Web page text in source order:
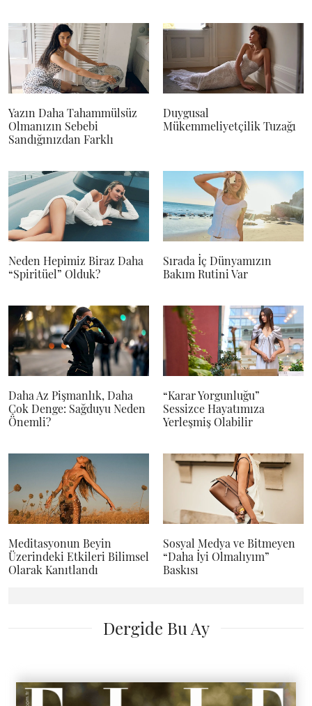
Yazın Daha Tahammülsüz
Olmanızın Sebebi
Sandığınızdan Farklı
Duygusal
Mükemmeliyetçilik Tuzağı
Neden Hepimiz Biraz Daha
“Spiritüel” Olduk?
Sırada İç Dünyamızın
Bakım Rutini Var
Daha Az Pişmanlık, Daha
Çok Denge: Sağduyu Neden
Önemli?
“Karar Yorgunluğu”
Sessizce Hayatımıza
Yerleşmiş Olabilir
Meditasyonun Beyin
Üzerindeki Etkileri Bilimsel
Olarak Kanıtlandı
Sosyal Medya ve Bitmeyen
“Daha İyi Olmalıyım”
Baskısı
Dergide Bu Ay